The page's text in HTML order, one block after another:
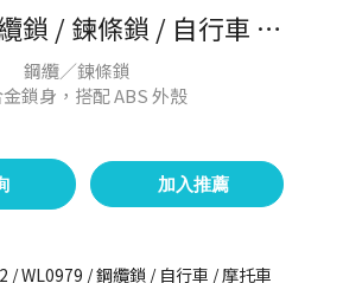
WL0146 鋼纜鎖 / 鍊條鎖 / 自行車 / 摩托車
鋼纜／鍊條鎖
鎖身，搭配 ABS 外殼
加入推薦